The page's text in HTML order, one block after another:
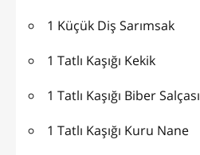
1 Küçük Diş Sarımsak
1 Tatlı Kaşığı Kekik
1 Tatlı Kaşığı Biber Salçası
1 Tatlı Kaşığı Kuru Nane